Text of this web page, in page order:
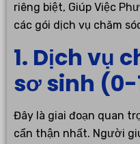
riêng biệt, Giúp Việc
các gói dịch vụ chăm
1. Dịch vụ
sơ sinh
Đây là giai đoạn quan
cẩn thận nhất. Người